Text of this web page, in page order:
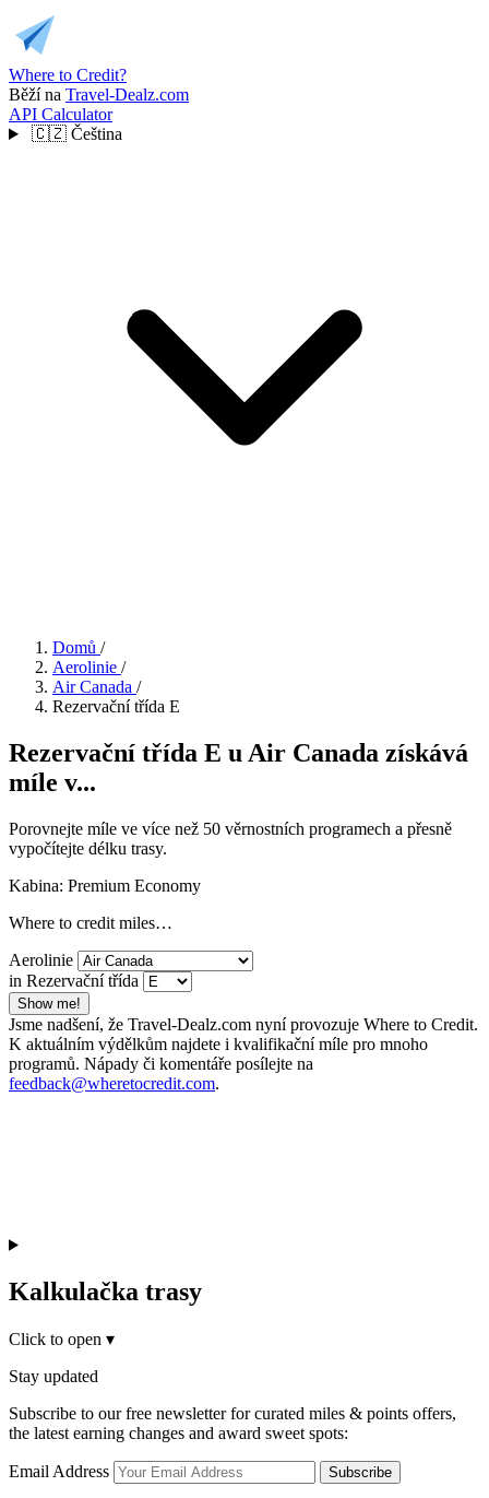
Where to Credit?
Běží na Travel-Dealz.com
API Calculator
🇨🇿 Čeština
Domů /
Aerolinie /
Air Canada /
Rezervační třída E
Rezervační třída E u Air Canada získává
míle v...
Porovnejte míle ve více než 50 věrnostních programech a přesně
vypočítejte délku trasy.
Kabina: Premium Economy
Where to credit miles…
Aerolinie
in Rezervační třída
Show me!
Jsme nadšení, že Travel-Dealz.com nyní provozuje Where to Credit.
K aktuálním výdělkům najdete i kvalifikační míle pro mnoho
programů. Nápady či komentáře posílejte na
feedback@wheretocredit.com.
Kalkulačka trasy
Click to open ▾
Stay updated
Subscribe to our free newsletter for curated miles & points offers,
the latest earning changes and award sweet spots:
Email Address Subscribe